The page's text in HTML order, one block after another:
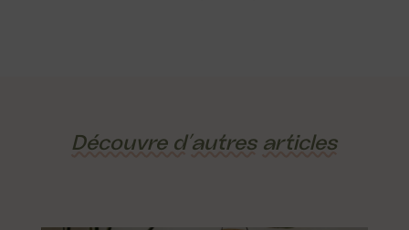
Découvre d’autres articles